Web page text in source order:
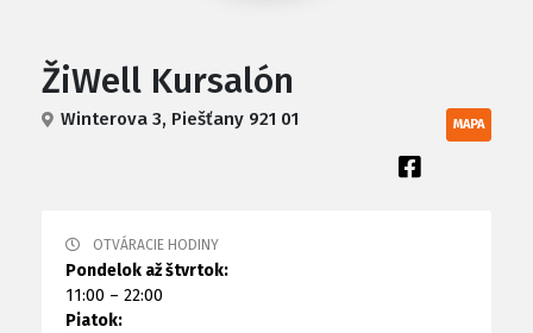
ŽiWell Kursalón
Winterova 3, Piešťany 921 01 MAPA
OTVÁRACIE HODINY
Pondelok až štvrtok:
11:00 – 22:00
Piatok: